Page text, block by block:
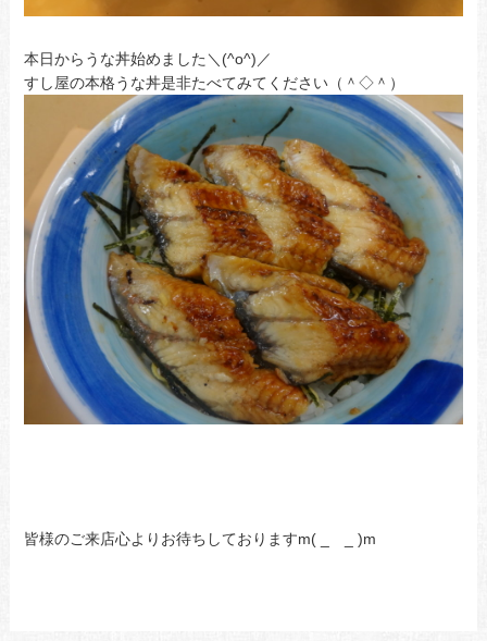
本日からうな丼始めました＼(^o^)／
すし屋の本格うな丼是非たべてみてください（＾◇＾）
皆様のご来店心よりお待ちしておりますm( _ _ )m